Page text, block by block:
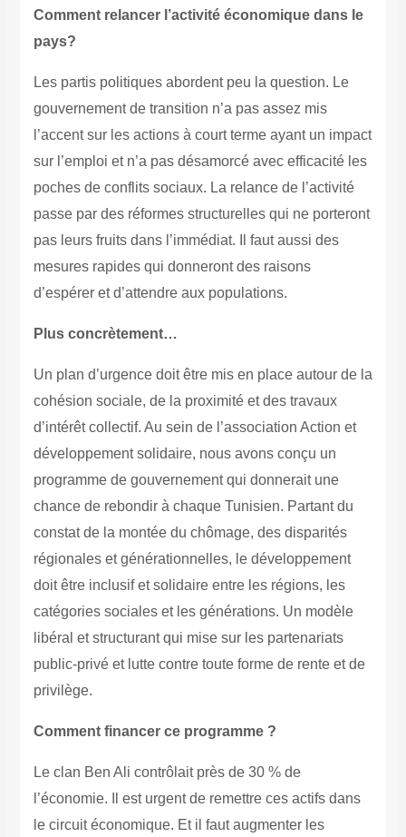
Comment relancer l’activité économique dans le
pays?
Les partis politiques abordent peu la question. Le
gouvernement de transition n’a pas assez mis
l’accent sur les actions à court terme ayant un impact
sur l’emploi et n’a pas désamorcé avec efficacité les
poches de conflits sociaux. La relance de l’activité
passe par des réformes structurelles qui ne porteront
pas leurs fruits dans l’immédiat. Il faut aussi des
mesures rapides qui donneront des raisons
d’espérer et d’attendre aux populations.
Plus concrètement…
Un plan d’urgence doit être mis en place autour de la
cohésion sociale, de la proximité et des travaux
d’intérêt collectif. Au sein de l’association Action et
développement solidaire, nous avons conçu un
programme de gouvernement qui donnerait une
chance de rebondir à chaque Tunisien. Partant du
constat de la montée du chômage, des disparités
régionales et générationnelles, le développement
doit être inclusif et solidaire entre les régions, les
catégories sociales et les générations. Un modèle
libéral et structurant qui mise sur les partenariats
public-privé et lutte contre toute forme de rente et de
privilège.
Comment financer ce programme ?
Le clan Ben Ali contrôlait près de 30 % de
l’économie. Il est urgent de remettre ces actifs dans
le circuit économique. Et il faut augmenter les